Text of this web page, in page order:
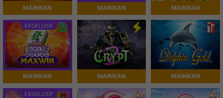
MAINKAN MAINKAN MAINKAN
EKSKLUSIF
MAINKAN MAINKAN MAINKAN
EKSKLUSIF